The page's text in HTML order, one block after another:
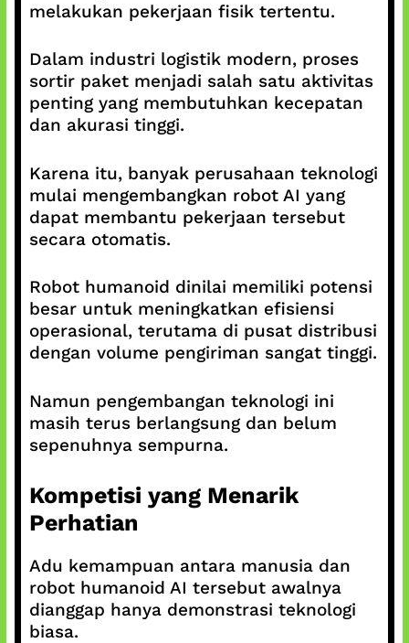
melakukan pekerjaan fisik tertentu.
Dalam industri logistik modern, proses
sortir paket menjadi salah satu aktivitas
penting yang membutuhkan kecepatan
dan akurasi tinggi.
Karena itu, banyak perusahaan teknologi
mulai mengembangkan robot AI yang
dapat membantu pekerjaan tersebut
secara otomatis.
Robot humanoid dinilai memiliki potensi
besar untuk meningkatkan efisiensi
operasional, terutama di pusat distribusi
dengan volume pengiriman sangat tinggi.
Namun pengembangan teknologi ini
masih terus berlangsung dan belum
sepenuhnya sempurna.
Kompetisi yang Menarik
Perhatian
Adu kemampuan antara manusia dan
robot humanoid AI tersebut awalnya
dianggap hanya demonstrasi teknologi
biasa.